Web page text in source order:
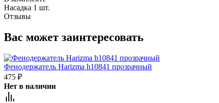
Насадка 1 шт.
Отзывы
Вас может заинтересовать
Фенодержатель Harizma h10841 прозрачный
475 ₽
Нет в наличии